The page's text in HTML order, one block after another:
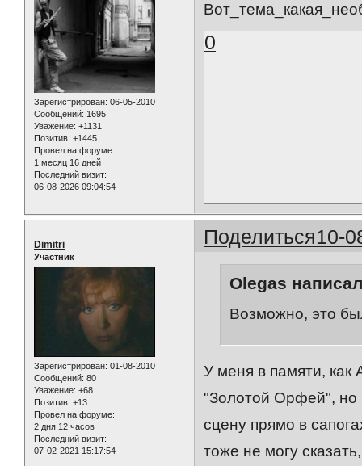
Зарегистрирован: 06-05-2010
Сообщений: 1695
Уважение: +1131
Позитив: +1445
Провел на форуме:
1 месяц 16 дней
Последний визит:
06-08-2026 09:04:54
0
Поделиться10-
Dimitri
Участник
Зарегистрирован: 01-08-2010
Сообщений: 80
Уважение: +68
Позитив: +13
Провел на форуме:
2 дня 12 часов
Последний визит:
07-02-2021 15:17:54
Olegas
Возможно, это
У меня в памяти, как
"Золотой Орфей", но
сцену прямо в
тоже не могу